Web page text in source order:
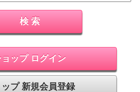
ョップ ログイン
ップ 新規会員登録